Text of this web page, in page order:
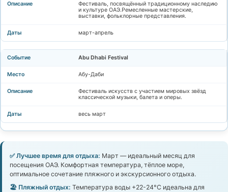
Фестиваль, посвящённый традиционному наследию
и культуре ОАЭ.Ремесленные мастерские,
выставки, фольклорные представления.
март-апрель
Abu Dhabi Festival
Абу-Даби
Фестиваль искусств с участием мировых звёзд
классической музыки, балета и оперы.
весь март
✅ Лучшее время для отдыха: Март — идеальный месяц для
посещения ОАЭ. Комфортная температура, тёплое море,
оптимальное сочетание пляжного и экскурсионного отдыха.
🏖️ Пляжный отдых: Температура воды +22-24°C идеальна для